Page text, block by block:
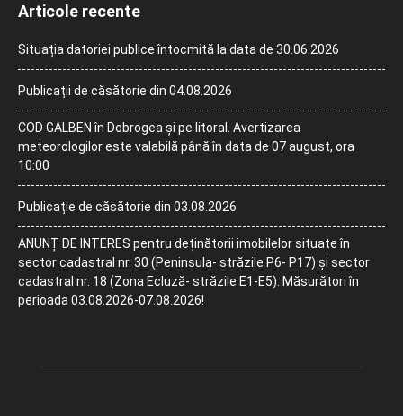
Articole recente
Situația datoriei publice întocmită la data de 30.06.2026
Publicații de căsătorie din 04.08.2026
COD GALBEN în Dobrogea și pe litoral. Avertizarea
meteorologilor este valabilă până în data de 07 august, ora
10:00
Publicație de căsătorie din 03.08.2026
ANUNȚ DE INTERES pentru deținătorii imobilelor situate în
sector cadastral nr. 30 (Peninsula- străzile P6- P17) și sector
cadastral nr. 18 (Zona Ecluză- străzile E1-E5). Măsurători în
perioada 03.08.2026-07.08.2026!